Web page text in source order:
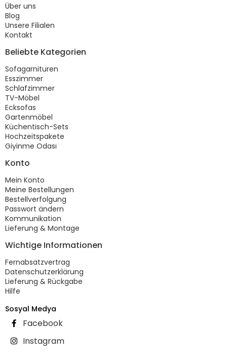
Über uns
Blog
Unsere Filialen
Kontakt
Beliebte Kategorien
Sofagarnituren
Esszimmer
Schlafzimmer
TV-Möbel
Ecksofas
Gartenmöbel
Küchentisch-Sets
Hochzeitspakete
Giyinme Odası
Konto
Mein Konto
Meine Bestellungen
Bestellverfolgung
Passwort ändern
Kommunikation
Lieferung & Montage
Wichtige Informationen
Fernabsatzvertrag
Datenschutzerklärung
Lieferung & Rückgabe
Hilfe
Sosyal Medya
Facebook
Instagram